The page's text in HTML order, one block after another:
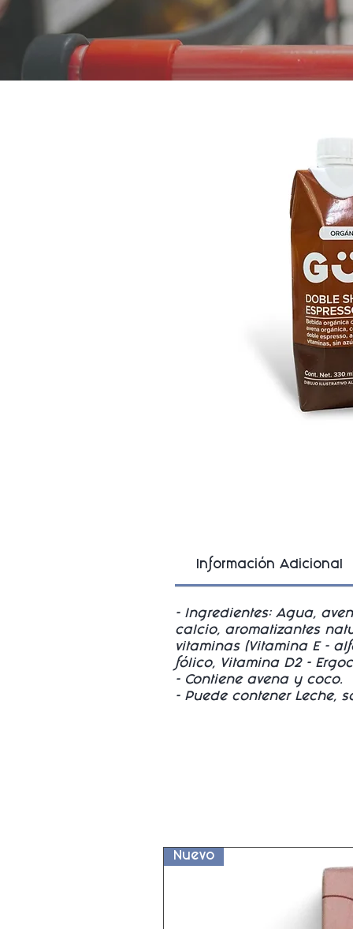
Información Adicional
- Ingredientes: Agua,
calcio, aromatizantes
vitaminas (Vitamina E -
fólico, Vitamina D2 -
- Contiene avena y coco.
- Puede contener Leche,
Nuevo